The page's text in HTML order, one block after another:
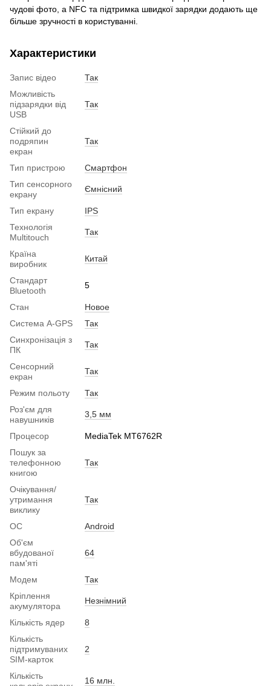
чудові фото, а NFC та підтримка швидкої зарядки додають ще
більше зручності в користуванні.
Характеристики
Запис відео
Так
Можливість
підзарядки від
USB
Так
Стійкий до
подряпин
екран
Так
Тип пристрою
Смартфон
Тип сенсорного
екрану
Ємнісний
Тип екрану
IPS
Технологія
Multitouch
Так
Країна
виробник
Китай
Стандарт
Bluetooth
5
Стан
Новое
Система A-GPS
Так
Синхронізація з
ПК
Так
Сенсорний
екран
Так
Режим польоту
Так
Роз'єм для
навушників
3,5 мм
Процесор
MediaTek MT6762R
Пошук за
телефонною
книгою
Так
Очікування/
утримання
виклику
Так
ОС
Android
Об'єм
вбудованої
пам'яті
64
Модем
Так
Кріплення
акумулятора
Незнімний
Кількість ядер
8
Кількість
підтримуваних
SIM-карток
2
Кількість
16 млн.